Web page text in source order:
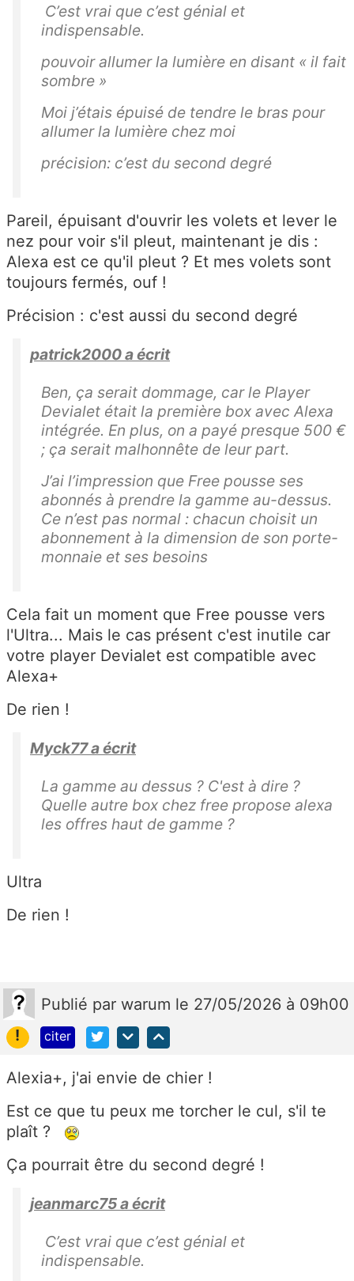
C’est vrai que c’est génial et
indispensable.
pouvoir allumer la lumière en disant « il fait
sombre »
Moi j’étais épuisé de tendre le bras pour
allumer la lumière chez moi
précision: c’est du second degré
Pareil, épuisant d'ouvrir les volets et lever le
nez pour voir s'il pleut, maintenant je dis :
Alexa est ce qu'il pleut ? Et mes volets sont
toujours fermés, ouf !
Précision : c'est aussi du second degré
patrick2000 a écrit
Ben, ça serait dommage, car le Player
Devialet était la première box avec Alexa
intégrée. En plus, on a payé presque 500 €
; ça serait malhonnête de leur part.
J’ai l’impression que Free pousse ses
abonnés à prendre la gamme au-dessus.
Ce n’est pas normal : chacun choisit un
abonnement à la dimension de son porte-
monnaie et ses besoins
Cela fait un moment que Free pousse vers
l'Ultra... Mais le cas présent c'est inutile car
votre player Devialet est compatible avec
Alexa+
De rien !
Myck77 a écrit
La gamme au dessus ? C'est à dire ?
Quelle autre box chez free propose alexa
les offres haut de gamme ?
Ultra
De rien !
Publié par warum le 27/05/2026 à 09h00
!
citer
Alexia+, j'ai envie de chier !
Est ce que tu peux me torcher le cul, s'il te
plaît ?
Ça pourrait être du second degré !
jeanmarc75 a écrit
C’est vrai que c’est génial et
indispensable.